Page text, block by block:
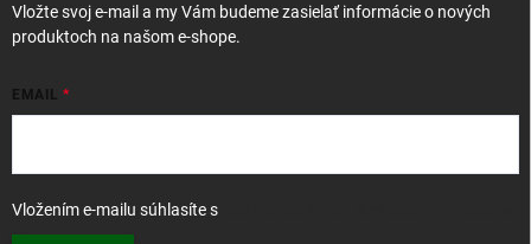
Vložte svoj e-mail a my Vám budeme zasielať informácie o nových
produktoch na našom e-shope.
EMAIL
Vložením e-mailu súhlasíte s